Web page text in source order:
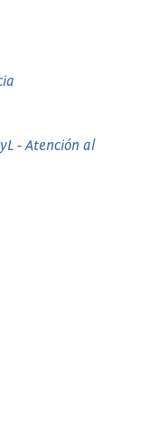
- Atención al